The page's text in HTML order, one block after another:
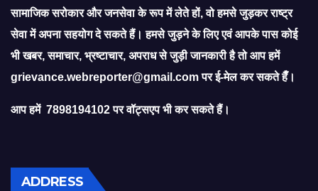
सामाजिक सरोकार और जनसेवा के रूप में लेते हों, वो हमसे जुड़कर राष्ट्र
सेवा में अपना सहयोग दे सकते हैं। हमसे जुड़ने के लिए एवं आपके पास कोई
भी खबर, समाचार, भ्रष्टाचार, अपराध से जुड़ी जानकारी है तो आप हमें
grievance.webreporter@gmail.comपर ई-मेल कर सकते हैँ।
आप हमें 7898194102 पर वॉट्सएप भी कर सकते हैं।
ADDRESS